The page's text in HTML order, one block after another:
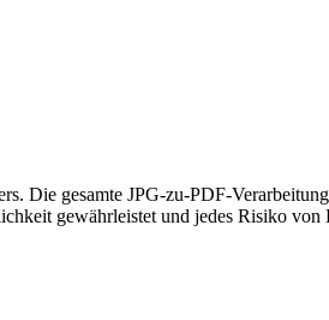
Die gesamte JPG-zu-PDF-
gewährleistet und jedes Risiko